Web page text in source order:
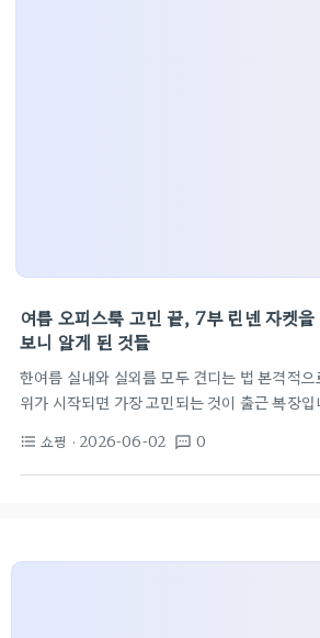
여름 오피스룩 고민 끝, 7부 린넨 자켓을
보니 알게 된 것들
한여름 실내와 실외를 모두 견디는 법 본격적으
위가 시작되면 가장 고민되는 것이 출근 복장
강해서 가디건이나 자켓 하나는 꼭 챙겨야 하니
이럴 때 가장 먼저 찾게 되는 것이 7부 소매의
format_list_bulleted 쇼핑 · 2026-06-02 textsms 0